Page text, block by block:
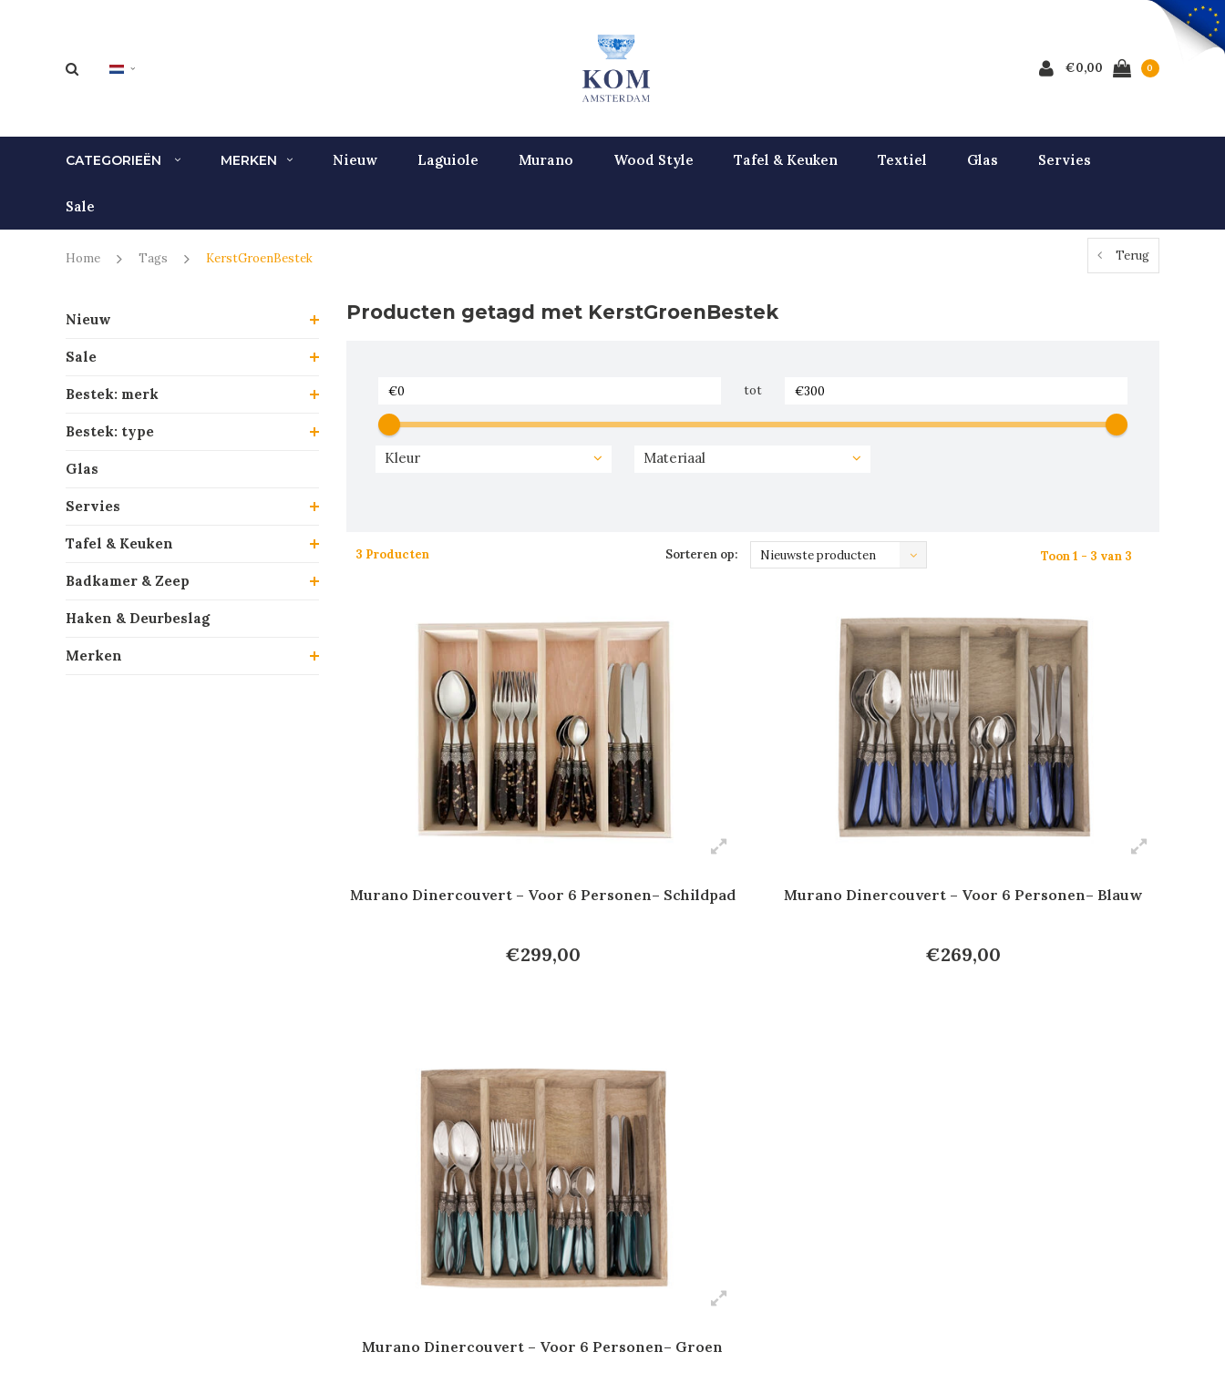
€0,00 0
CATEGORIEËN MERKEN Nieuw Laguiole Murano Wood Style Tafel & Keuken Textiel Glas Servies
Sale
Home Tags KerstGroenBestek Terug
Nieuw
Sale
Bestek: merk
Bestek: type
Glas
Servies
Tafel & Keuken
Badkamer & Zeep
Haken & Deurbeslag
Merken
Producten getagd met KerstGroenBestek
tot
Kleur Materiaal
3 Producten Sorteren op: Nieuwste producten Toon 1 - 3 van 3
Murano Dinercouvert – Voor 6 Personen– Schildpad
€299,00
Murano Dinercouvert – Voor 6 Personen– Blauw
€269,00
Murano Dinercouvert – Voor 6 Personen– Groen